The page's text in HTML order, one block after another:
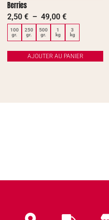
Berries
2,50 € – 49,00 €
100
gr.
250
gr.
500
gr.
1
kg
3
kg
AJOUTER AU PANIER